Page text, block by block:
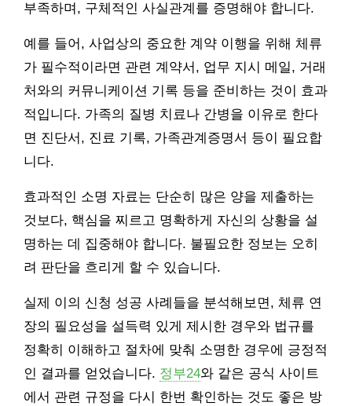
부족하며, 구체적인 사실관계를 증명해야 합니다.
예를 들어, 사업상의 중요한 계약 이행을 위해 체류
가 필수적이라면 관련 계약서, 업무 지시 메일, 거래
처와의 커뮤니케이션 기록 등을 준비하는 것이 효과
적입니다. 가족의 질병 치료나 간병을 이유로 한다
면 진단서, 진료 기록, 가족관계증명서 등이 필요합
니다.
효과적인 소명 자료는 단순히 많은 양을 제출하는
것보다, 핵심을 찌르고 명확하게 자신의 상황을 설
명하는 데 집중해야 합니다. 불필요한 정보는 오히
려 판단을 흐리게 할 수 있습니다.
실제 이의 신청 성공 사례들을 분석해보면, 체류 연
장의 필요성을 설득력 있게 제시한 경우와 법규를
정확히 이해하고 절차에 맞춰 소명한 경우에 긍정적
인 결과를 얻었습니다. 정부24와 같은 공식 사이트
에서 관련 규정을 다시 한번 확인하는 것도 좋은 방